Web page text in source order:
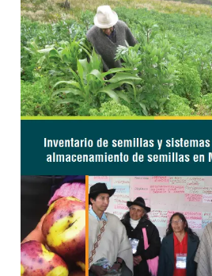
de
semillas
y
sistemas
tradicionales
de
almacenamiento
semillas
Mongua,
Boyacá